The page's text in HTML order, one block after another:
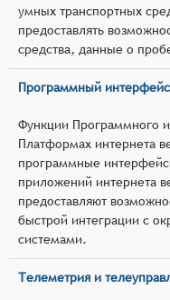
умных транспортных
предоставлять
средства, данные о
Программный
Функции Программного
Платформах интернета
программные
приложений интернета
предоставляют
быстрой интеграции с
системами.
Телеметрия и